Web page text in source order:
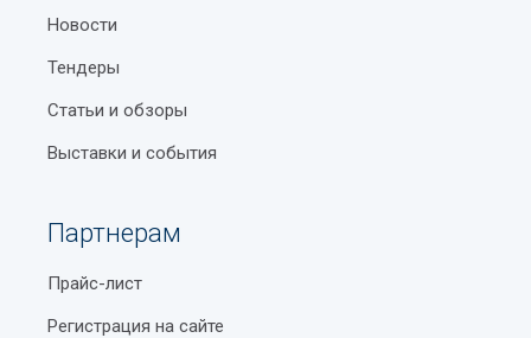
Новости
Тендеры
Статьи и обзоры
Выставки и события
Партнерам
Прайс-лист
Регистрация на сайте